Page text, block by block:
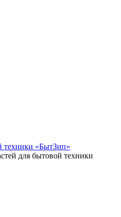
для бытовой техники